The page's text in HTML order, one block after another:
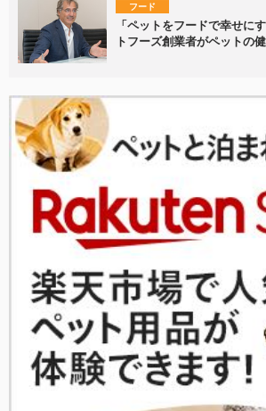
フード
「ペットをフードで幸せに
トフーズ創業者がペットの